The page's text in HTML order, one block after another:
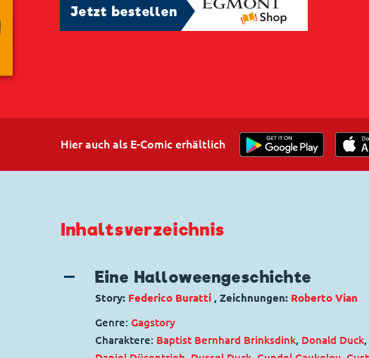
Jetzt bestellen
Hier auch als E-Comic erhältlich
Inhaltsverzeichnis
Eine Halloweengeschichte
Story: Federico Buratti, Zeichnungen: Roberto Vian
Genre: Gagstory
Charaktere: Baptist Bernhard Brinksdink, Donald Duck,